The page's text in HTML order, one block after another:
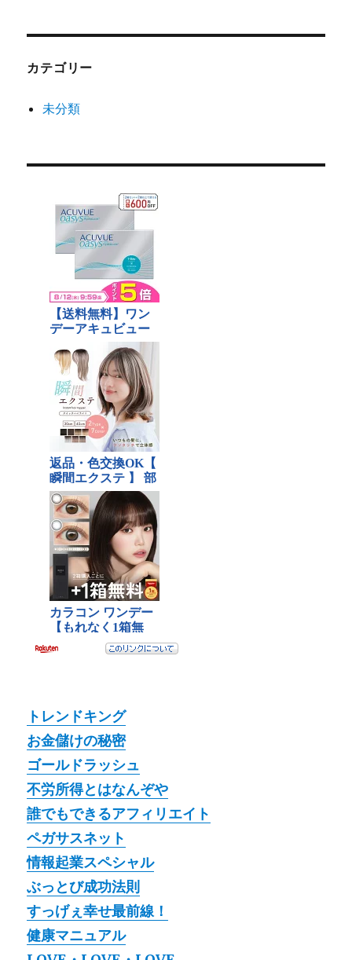
カテゴリー
未分類
トレンドキング
お金儲けの秘密
ゴールドラッシュ
不労所得とはなんぞや
誰でもできるアフィリエイト
ペガサスネット
情報起業スペシャル
ぶっとび成功法則
すっげぇ幸せ最前線！
健康マニュアル